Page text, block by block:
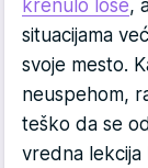
krenulo loše,
situacijama
svoje mesto.
neuspehom,
teško da se
vredna lekcija